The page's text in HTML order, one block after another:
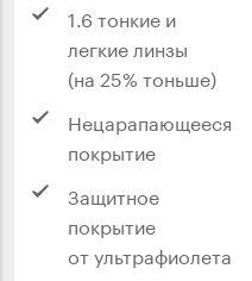
1.6 тонкие и
легкие линзы
(на 25% тоньше)
Нецарапающееся
покрытие
Защитное
покрытие
от ультрафиолета